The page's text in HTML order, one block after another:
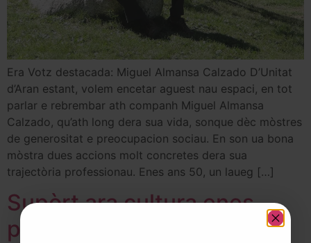
Era Votz destacada: Miguel Almansa Calzado D’Unitat
d’Aran estant, volem encetar aguest nau espaci, en tot
parlar e rebrembar ath companh Miguel Almansa
Calzado, qu’ath long dera sua vida, sonque dèc mòstres
de generositat e preocupacion sociau. En son ua bona
mòstra dues accions molt concretes dera sua
trajectòria professionau. Enes ans 50, un laueg […]
Supòrt ara cultura enes
petiti pòbles d’Aran